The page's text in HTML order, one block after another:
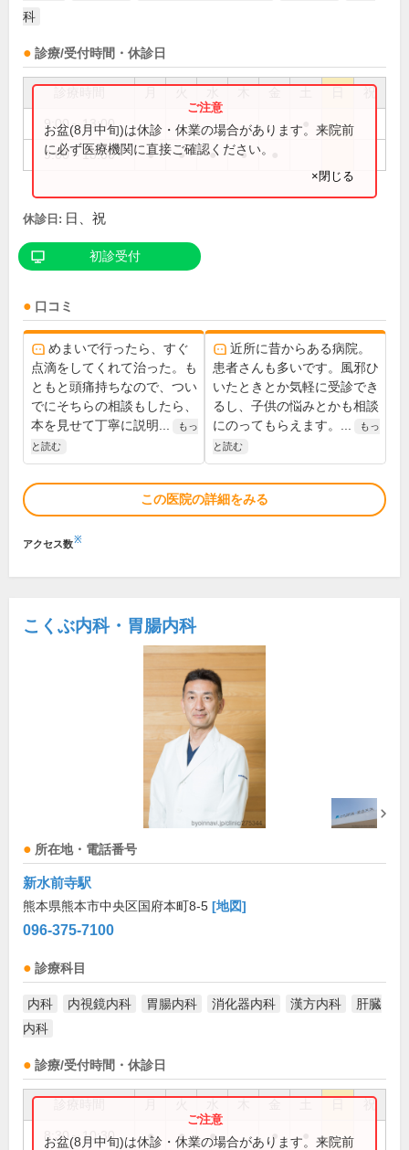
科
診療/受付時間・休診日
祝
9:00～13:00
9:00～18:00 ● ● ● ●
お盆(8月中旬)は休診・休業の場合があります。来院前
に必ず医療機関に直接ご確認ください。
×閉じる
休診日: 日、祝
初診受付
口コミ
めまいで行ったら、すぐ
点滴をしてくれて治った。も
ともと頭痛持ちなので、つい
でにそちらの相談もしたら、
本を見せて丁寧に説明...
もっ
と読む
近所に昔からある病院。
患者さんも多いです。風邪ひ
いたときとか気軽に受診でき
るし、子供の悩みとかも相談
にのってもらえます。...
もっ
と読む
この医院の詳細をみる
アクセス数※
こくぶ内科・胃腸内科
所在地・電話番号
新水前寺駅
熊本県熊本市中央区国府本町8-5 [地図]
096-375-7100
診療科目
内科 内視鏡内科 胃腸内科 消化器内科 漢方内科
肝臓
内科
診療/受付時間・休診日
祝
8:30～10:30 ● ● ● ●
お盆(8月中旬)は休診・休業の場合があります。来院前